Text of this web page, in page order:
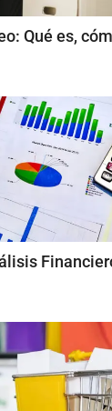
Qué es,